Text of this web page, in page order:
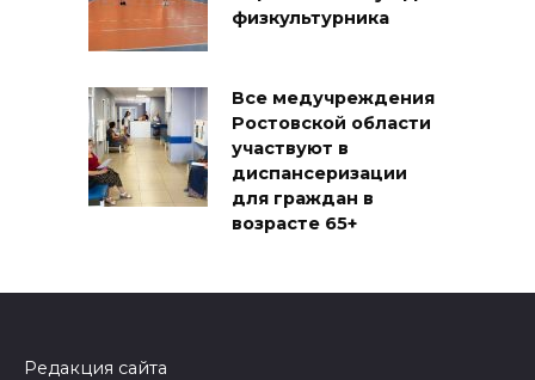
физкультурника
Все медучреждения
Ростовской области
участвуют в
диспансеризации
для граждан в
возрасте 65+
Редакция сайта